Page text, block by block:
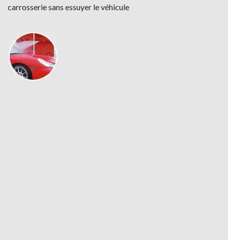
carrosserie sans essuyer le véhicule